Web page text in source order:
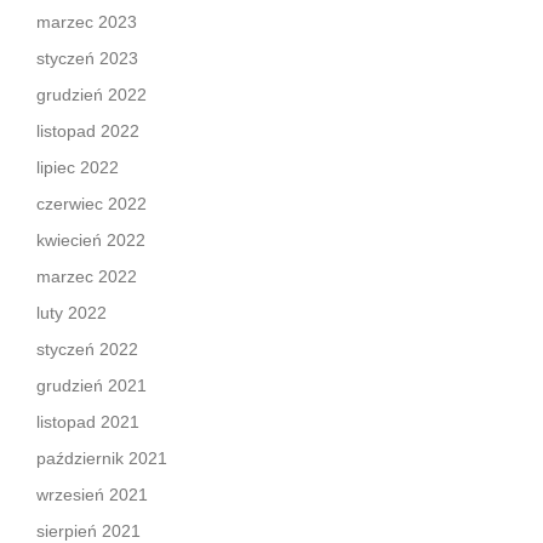
marzec 2023
styczeń 2023
grudzień 2022
listopad 2022
lipiec 2022
czerwiec 2022
kwiecień 2022
marzec 2022
luty 2022
styczeń 2022
grudzień 2021
listopad 2021
październik 2021
wrzesień 2021
sierpień 2021